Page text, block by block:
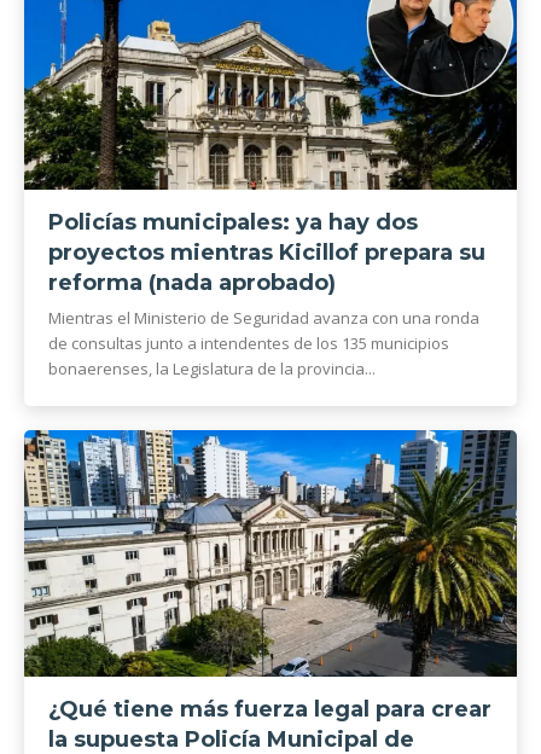
Policías municipales: ya hay dos
proyectos mientras Kicillof prepara su
reforma (nada aprobado)
Mientras el Ministerio de Seguridad avanza con una ronda
de consultas junto a intendentes de los 135 municipios
bonaerenses, la Legislatura de la provincia...
¿Qué tiene más fuerza legal para crear
la supuesta Policía Municipal de